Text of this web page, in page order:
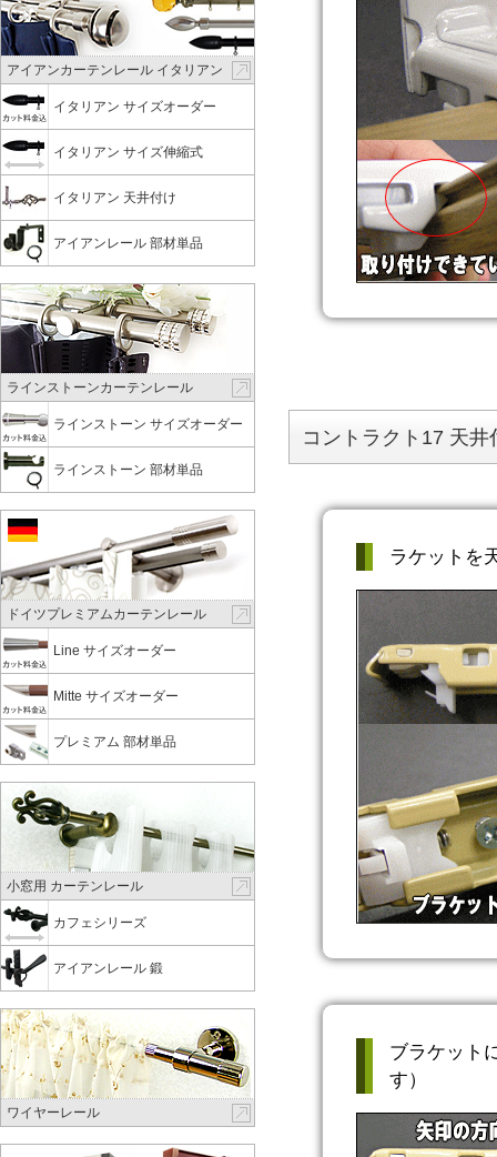
コントラクト17 天
ラケットを
ブラケット
す）
アイアンカーテンレール イタリアン
イタリアン サイズオーダー
イタリアン サイズ伸縮式
イタリアン 天井付け
アイアンレール 部材単品
ラインストーンカーテンレール
ラインストーン サイズオーダー
ラインストーン 部材単品
ドイツプレミアムカーテンレール
Line サイズオーダー
Mitte サイズオーダー
プレミアム 部材単品
小窓用 カーテンレール
カフェシリーズ
アイアンレール 鍛
ワイヤーレール